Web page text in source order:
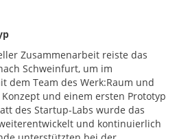
Zusammenarbeit reiste das
Schweinfurt, um im
dem Team des Werk:Raum und
und einem ersten Prototyp
des Startup-Labs wurde das
und kontinuierlich